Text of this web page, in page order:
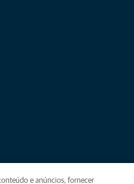
e anúncios, fornecer